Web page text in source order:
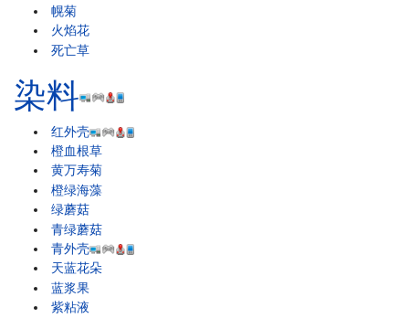
幌菊
火焰花
死亡草
染料
红外壳
橙血根草
黄万寿菊
橙绿海藻
绿蘑菇
青绿蘑菇
青外壳
天蓝花朵
蓝浆果
紫粘液